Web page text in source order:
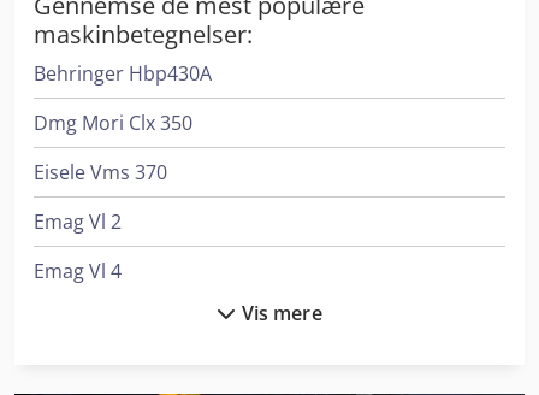
maskinbetegnelser:
Behringer Hbp430A
Dmg Mori Clx 350
Eisele Vms 370
Emag Vl 2
Emag Vl 4
Vis mere